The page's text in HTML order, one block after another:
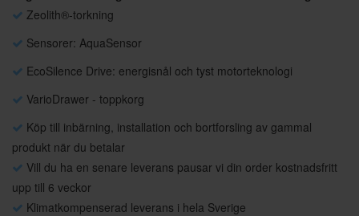
Zeolith®-torkning
Sensorer: AquaSensor
EcoSilence Drive: energisnål och tyst motorteknologi
VarioDrawer - toppkorg
Köp till inbärning, installation och bortforsling av gammal
produkt när du betalar
Vill du ha en senare leverans pausar vi din order kostnadsfritt
upp till 6 veckor
Klimatkompenserad leverans i hela Sverige